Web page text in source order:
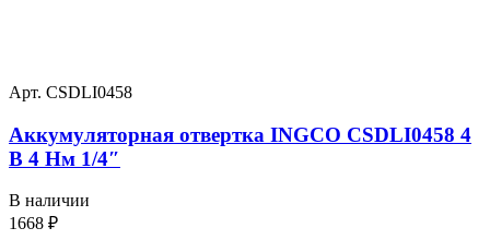
Арт. CSDLI0458
Аккумуляторная отвертка INGCO CSDLI0458 4
В 4 Нм 1/4″
В наличии
1668 ₽